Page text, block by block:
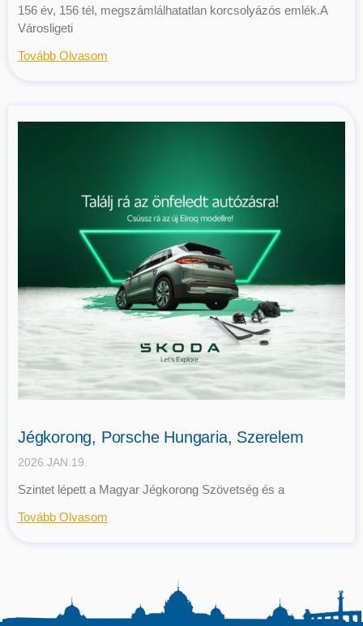
156 év, 156 tél, megszámlálhatatlan korcsolyázós emlék.A
Városligeti
Tovább Olvasom
Jégkorong, Porsche Hungaria, Szerelem
2026.JAN.19.
Szintet lépett a Magyar Jégkorong Szövetség és a
Tovább Olvasom